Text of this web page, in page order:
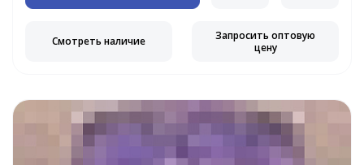
Смотреть наличие
Запросить оптовую
цену